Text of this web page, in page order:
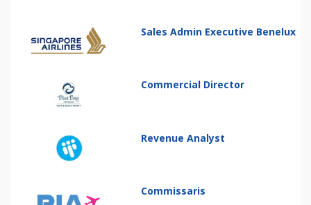
Sales Admin Executive Benelux
Commercial Director
Revenue Analyst
Commissaris